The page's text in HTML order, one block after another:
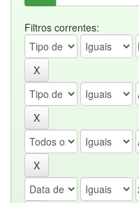
Filtros correntes: